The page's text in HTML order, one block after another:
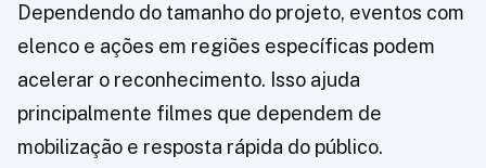
Dependendo do tamanho do projeto, eventos com
elenco e ações em regiões específicas podem
acelerar o reconhecimento. Isso ajuda
principalmente filmes que dependem de
mobilização e resposta rápida do público.